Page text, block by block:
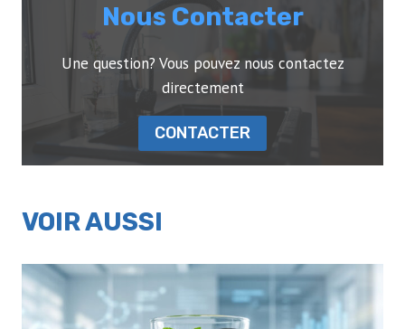
Nous Contacter
Une question? Vous pouvez nous contactez
directement
CONTACTER
VOIR AUSSI